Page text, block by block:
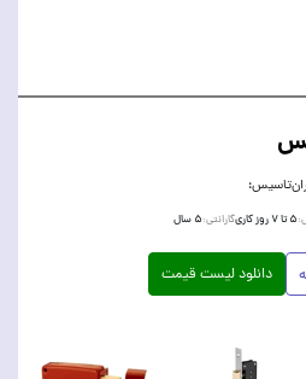
تاسیس:
۵ تا ۷ روز کاری گارانتی:۵ سال
دانلود لیست قیمت